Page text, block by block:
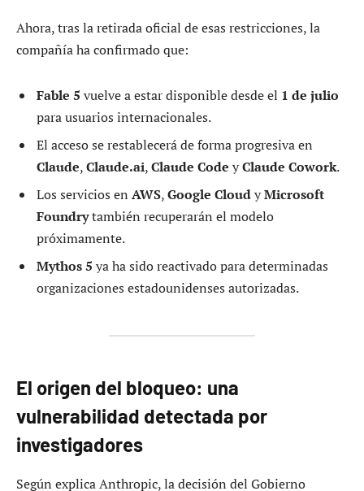
Ahora, tras la retirada oficial de esas restricciones, la
compañía ha confirmado que:
Fable 5 vuelve a estar disponible desde el 1 de julio
para usuarios internacionales.
El acceso se restablecerá de forma progresiva en
Claude,Claude.ai,Claude Code yClaude Cowork.
Los servicios en AWS,Google CloudyMicrosoft
Foundrytambién recuperarán el modelo
próximamente.
Mythos 5 ya ha sido reactivado para determinadas
organizaciones estadounidenses autorizadas.
El origen del bloqueo: una
vulnerabilidad detectada por
investigadores
Según explica Anthropic, la decisión del Gobierno